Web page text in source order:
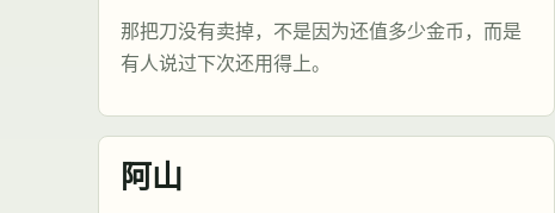
那把刀没有卖掉，不是因为还值多少金币，而是
有人说过下次还用得上。
阿山